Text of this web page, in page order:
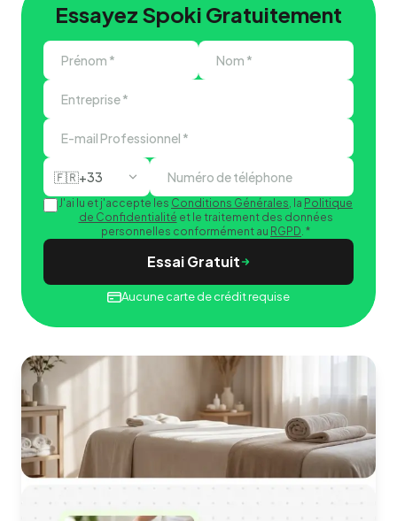
Essayez Spoki Gratuitement
🇫🇷+33
J'ai lu et j'accepte les Conditions Générales, la Politique
de Confidentialité et le traitement des données
personnelles conformément au RGPD. *
Essai Gratuit
Aucune carte de crédit requise